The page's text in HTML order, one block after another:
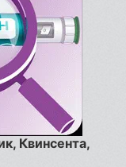
Квинсента,